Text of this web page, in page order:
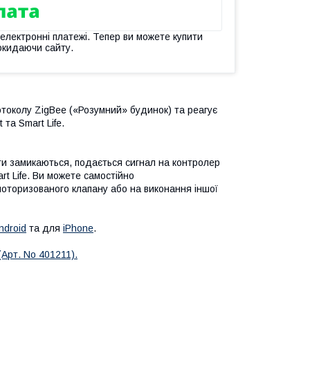
платежі. Тепер ви можете купити
сайту.
ZigBee («Розумний» будинок) та реагує
та Smart Life.
замикаються, подається сигнал на контролер
Life. Ви можете самостійно
клапану або на виконання іншої
та для iPhone.
No 401211).